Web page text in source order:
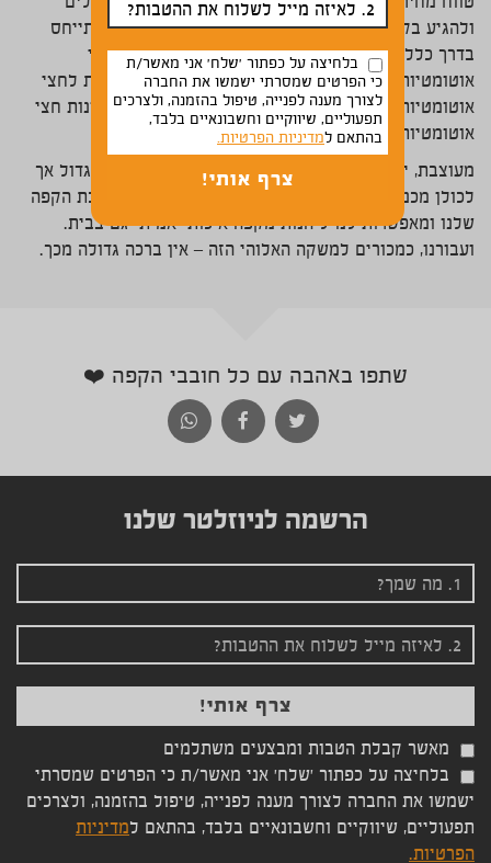
ולהגיע בקלות לאלפי שקלים. טווח המחירים הנמוך מתייחס
בדרך כלל למכונות קפה ביתיות וקטנות, שהן לרוב חצי
אוטומטיות. הפרש המחירים בין מכונות קפה אוטומטיות לחצי
אוטומטיות אינו משמעותי ברוב המקרים, מכיוון שלמכונות חצי
אוטומטיות נדרשים אביזרים נלווים כמו מטחנת קפה.
מעוצבת, יקרה, אוטומטית או חצי אוטומטית – המבחר גדול אך
לכולן מכנה משותף – מכונות קפה שינו את הרגלי צריכת הקפה
שלנו ומאפשרות לנו ליהנות מקפה איכותי אמיתי גם בבית.
ועבורנו, כמכורים למשקה האלוהי הזה – אין ברכה גדולה מכך.
שתפו באהבה עם כל חובבי הקפה ❤️
הרשמה לניוזלטר שלנו
מאשר קבלת הטבות ומבצעים משתלמים
בלחיצה על כפתור 'שלח' אני מאשר/ת כי הפרטים שמסרתי
ישמשו את החברה לצורך מענה לפנייה, טיפול בהזמנה, ולצרכים
תפעוליים, שיווקיים וחשבונאיים בלבד, בהתאם למדיניות
הפרטיות.
בלחיצה על כפתור 'שלח' אני מאשר/ת
כי הפרטים שמסרתי ישמשו את החברה
לצורך מענה לפנייה, טיפול בהזמנה, ולצרכים
תפעוליים, שיווקיים וחשבונאיים בלבד,
בהתאם למדיניות הפרטיות.